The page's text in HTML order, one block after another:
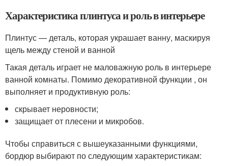
Характеристика плинтуса и роль в интерьере
Плинтус — деталь, которая украшает ванну, маскируя
щель между стеной и ванной
Такая деталь играет не маловажную роль в интерьере
ванной комнаты. Помимо декоративной функции , он
выполняет и продуктивную роль:
скрывает неровности;
защищает от плесени и микробов.
Чтобы справиться с вышеуказанными функциями,
бордюр выбирают по следующим характеристикам: